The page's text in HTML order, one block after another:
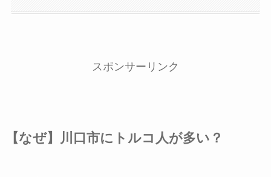
スポンサーリンク
【なぜ】川口市にトルコ人が多い？